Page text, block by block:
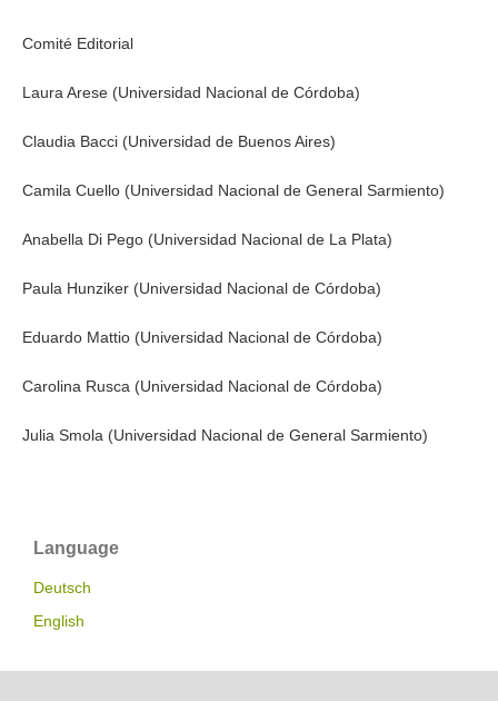
Comité Editorial
Laura Arese (Universidad Nacional de Córdoba)
Claudia Bacci (Universidad de Buenos Aires)
Camila Cuello (Universidad Nacional de General Sarmiento)
Anabella Di Pego (Universidad Nacional de La Plata)
Paula Hunziker (Universidad Nacional de Córdoba)
Eduardo Mattio (Universidad Nacional de Córdoba)
Carolina Rusca (Universidad Nacional de Córdoba)
Julia Smola (Universidad Nacional de General Sarmiento)
Language
Deutsch
English